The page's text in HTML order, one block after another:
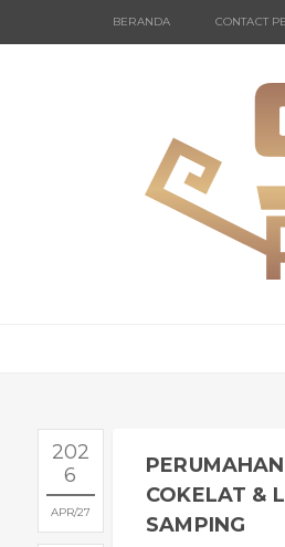
BERANDA CONTACT
202
6
APR 27
COKELAT &
SAMPING